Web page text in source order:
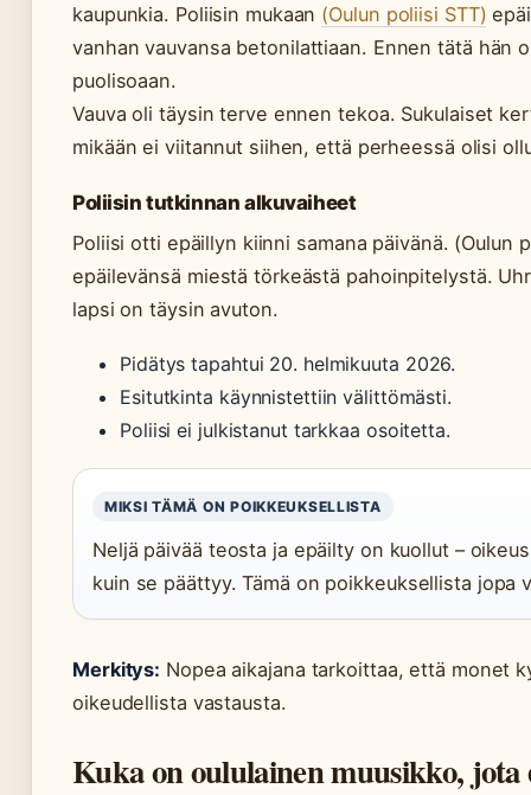
kaupunkia. Poliisin mukaan (Oulun poliisi STT)
vanhan vauvansa betonilattiaan. Ennen tätä hän
puolisoaan.
Vauva oli täysin terve ennen tekoa. Sukulaiset
mikään ei viitannut siihen, että perheessä olisi
Poliisin tutkinnan alkuvaiheet
Poliisi otti epäillyn kiinni samana päivänä. (Oulun
epäilevänsä miestä törkeästä pahoinpitelystä.
lapsi on täysin avuton.
Pidätys tapahtui 20. helmikuuta 2026.
Esitutkinta käynnistettiin välittömästi.
Poliisi ei julkistanut tarkkaa osoitetta.
MIKSI TÄMÄ ON POIKKEUKSELLISTA
Neljä päivää teosta ja epäilty on kuollut –
kuin se päättyy. Tämä on poikkeuksellista jopa
Merkitys: Nopea aikajana tarkoittaa, että monet
oikeudellista vastausta.
Kuka on oululainen muusikko, jota